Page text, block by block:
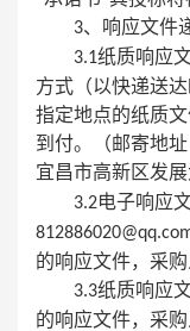
3、响应文件
3.1纸质响应
方式（以快递送
指定地点的纸质
到付。（邮寄地
宜昌市高新区发
3.2电子响应
的响应文件，采
3.3纸质响应
的响应文件，采购